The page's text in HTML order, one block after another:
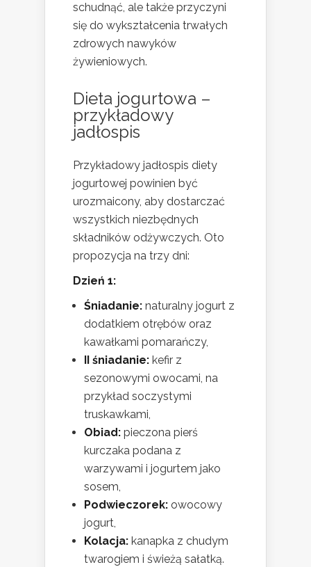
schudnąć, ale także przyczyni
się do wykształcenia trwałych
zdrowych nawyków
żywieniowych.
Dieta jogurtowa –
przykładowy
jadłospis
Przykładowy jadłospis diety
jogurtowej powinien być
urozmaicony, aby dostarczać
wszystkich niezbędnych
składników odżywczych. Oto
propozycja na trzy dni:
Dzień 1:
Śniadanie: naturalny jogurt z
dodatkiem otrębów oraz
kawałkami pomarańczy,
II śniadanie: kefir z
sezonowymi owocami, na
przykład soczystymi
truskawkami,
Obiad: pieczona pierś
kurczaka podana z
warzywami i jogurtem jako
sosem,
Podwieczorek: owocowy
jogurt,
Kolacja: kanapka z chudym
twarogiem i świeżą sałatką.